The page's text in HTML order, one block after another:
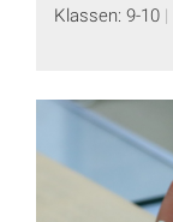
Klassen: 9-10